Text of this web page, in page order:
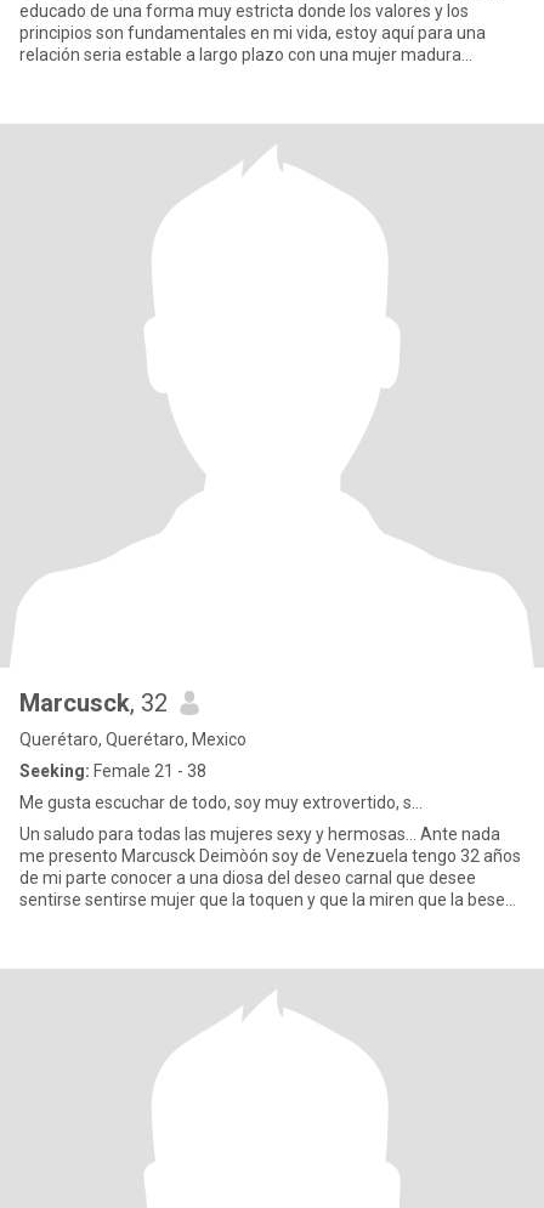
educado de una forma muy estricta donde los valores y los
principios son fundamentales en mi vida, estoy aquí para una
relación seria estable a largo plazo con una mujer madura
Marcusck, 32
Querétaro, Querétaro, Mexico
Seeking: Female 21 - 38
Me gusta escuchar de todo, soy muy extrovertido, s...
Un saludo para todas las mujeres sexy y hermosas... Ante nada
me presento Marcusck Deimòón soy de Venezuela tengo 32 años
de mi parte conocer a una diosa del deseo carnal que desee
sentirse sentirse mujer que la toquen y que la miren que la besen